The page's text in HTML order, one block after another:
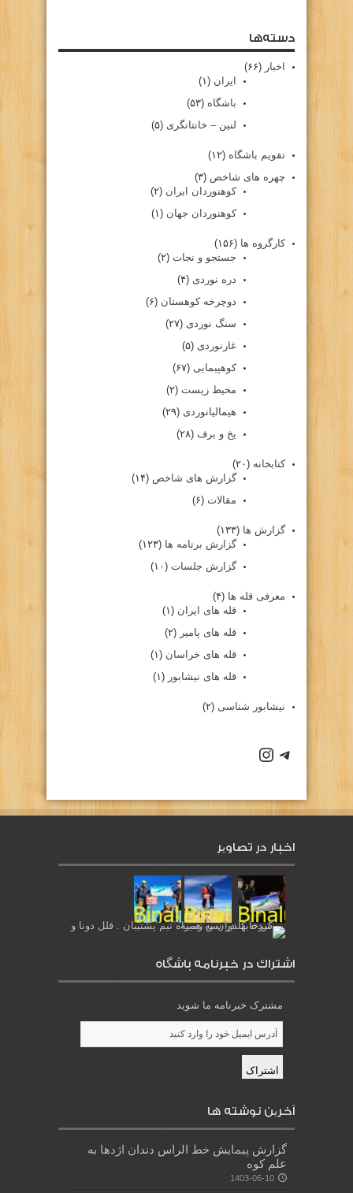
دسته‌ها
اخبار (۶۶)
ایران (۱)
باشگاه (۵۳)
لنین – خانتانگری (۵)
تقویم باشگاه (۱۲)
چهره های شاخص (۳)
کوهنوردان ایران (۲)
کوهنوردان جهان (۱)
کارگروه ها (۱۵۶)
جستجو و نجات (۲)
دره نوردی (۴)
دوچرخه کوهستان (۶)
سنگ نوردی (۲۷)
غارنوردی (۵)
کوهپیمایی (۶۷)
محیط زیست (۲)
هیمالیانوردی (۲۹)
یخ و برف (۲۸)
کتابخانه (۲۰)
گزارش های شاخص (۱۴)
مقالات (۶)
گزارش ها (۱۳۳)
گزارش برنامه ها (۱۲۳)
گزارش جلسات (۱۰)
معرفی قله ها (۴)
قله های ایران (۱)
قله های پامیر (۲)
قله های خراسان (۱)
قله های نیشابور (۱)
نیشابور شناسی (۲)
كانال تلگرام باشگاه
صفحه اينستاگرام باشگاه
اخبار در تصاویر
اشتراك در خبرنامه باشگاه
مشترک خبرنامه ما شوید
آخرین نوشته ها
گزارش پیمایش خط الراس دندان اژدها به
علم کوه
1403-06-10